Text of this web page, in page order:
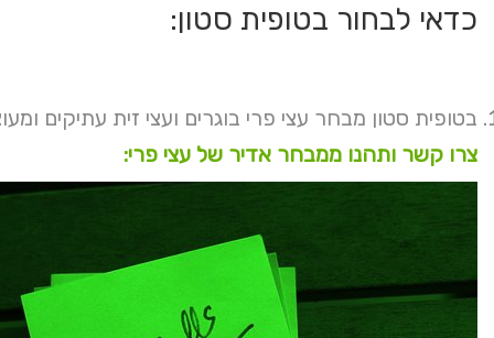
כדאי לבחור בטופית סטון:
בטופית סטון מבחר עצי פרי בוגרים ועצי זית עתיקים
צרו קשר ותהנו ממבחר אדיר של עצי פרי: